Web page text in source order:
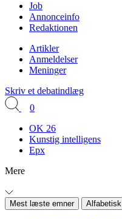
Job
Annonceinfo
Redaktionen
Artikler
Anmeldelser
Meninger
Skriv et debatindlæg
0
OK 26
Kunstig intelligens
Epx
Mere
Mest læste emner Alfabetisk